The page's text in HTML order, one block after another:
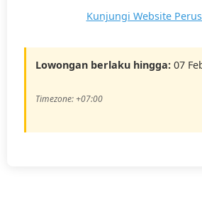
Kunjungi Website
Lowongan berlaku hingga:07
Timezone: +07:00